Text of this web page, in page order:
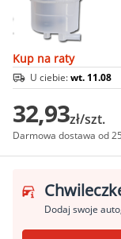
Kup na raty
U ciebie:wt. 11.08
32,93zł/szt.
Darmowa dostawa od
Dodaj swoje